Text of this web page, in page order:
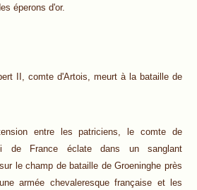
éperons d'or.
II, comte d'Artois, meurt à la bataille de
entre les patriciens, le comte de
de France éclate dans un sanglant
le champ de bataille de Groeninghe près
armée chevaleresque française et les